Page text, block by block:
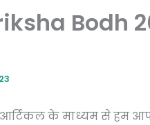
Bodh
के माध्यम से हम